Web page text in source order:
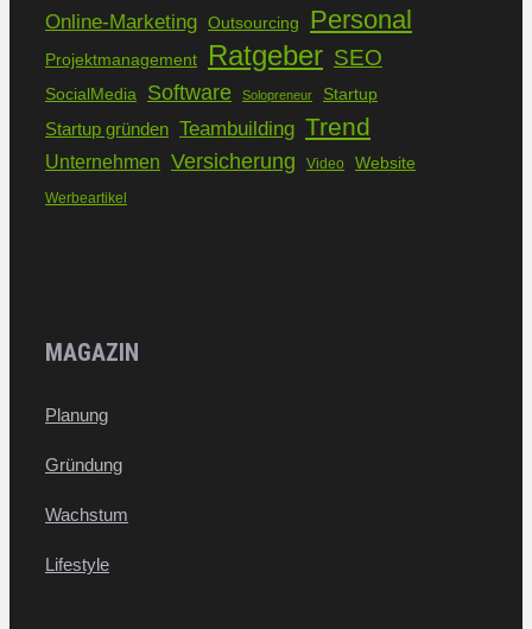
Online-Marketing Outsourcing Personal
Projektmanagement Ratgeber SEO
SocialMedia Software Solopreneur Startup
Startup gründen Teambuilding Trend
Unternehmen Versicherung Video Website
Werbeartikel
MAGAZIN
Planung
Gründung
Wachstum
Lifestyle